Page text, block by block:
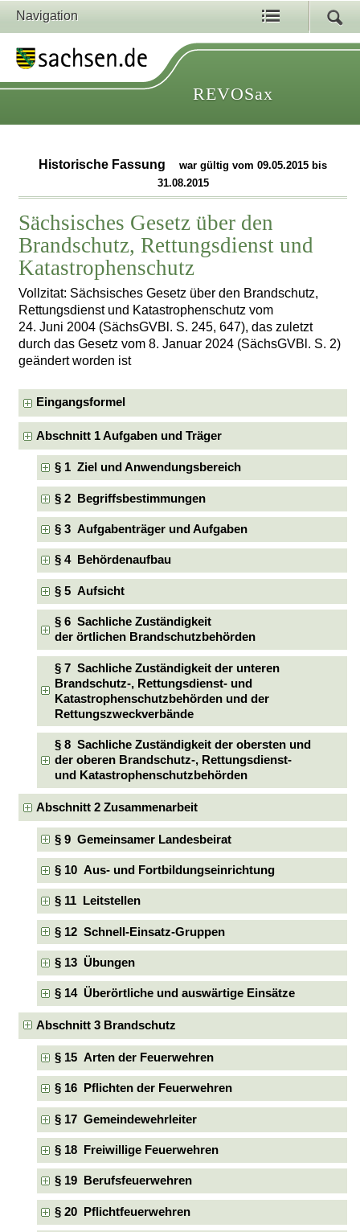
Navigation
REVOSax
Historische Fassung
war gültig vom 09.05.2015 bis
31.08.2015
Sächsisches Gesetz über den
Brandschutz, Rettungsdienst und
Katastrophenschutz
Vollzitat: Sächsisches Gesetz über den Brandschutz,
Rettungsdienst und Katastrophenschutz vom
24. Juni 2004 (SächsGVBl. S. 245, 647), das zuletzt
durch das Gesetz vom 8. Januar 2024 (SächsGVBl. S. 2)
geändert worden ist
Eingangsformel
Abschnitt 1 Aufgaben und Träger
§ 1 Ziel und Anwendungsbereich
§ 2 Begriffsbestimmungen
§ 3 Aufgabenträger und Aufgaben
§ 4 Behördenaufbau
§ 5 Aufsicht
§ 6 Sachliche Zuständigkeit
der örtlichen Brandschutzbehörden
§ 7 Sachliche Zuständigkeit der unteren
Brandschutz-, Rettungsdienst- und
Katastrophenschutzbehörden und der
Rettungszweckverbände
§ 8 Sachliche Zuständigkeit der obersten und
der oberen Brandschutz-, Rettungsdienst-
und Katastrophenschutzbehörden
Abschnitt 2 Zusammenarbeit
§ 9 Gemeinsamer Landesbeirat
§ 10 Aus- und Fortbildungseinrichtung
§ 11 Leitstellen
§ 12 Schnell-Einsatz-Gruppen
§ 13 Übungen
§ 14 Überörtliche und auswärtige Einsätze
Abschnitt 3 Brandschutz
§ 15 Arten der Feuerwehren
§ 16 Pflichten der Feuerwehren
§ 17 Gemeindewehrleiter
§ 18 Freiwillige Feuerwehren
§ 19 Berufsfeuerwehren
§ 20 Pflichtfeuerwehren